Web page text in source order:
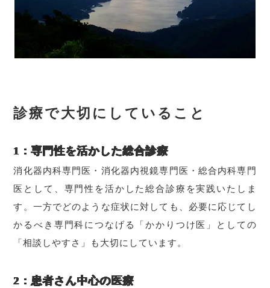
診療で大切にしていること
1：専門性を活かした総合診療
消化器内科専門医・消化器内視鏡専門医・総合内科専門
医として、専門性を活かした総合診療を実践いたしま
す。一方でどのような症状に対しても、必要に応じてし
かるべき専門科につなげる「かかりつけ医」としての
「相談しやすさ」も大切にしています。
2：患者さん中心の医療